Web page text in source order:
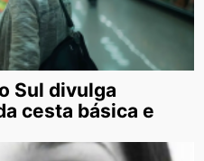
Sul divulga
cesta básica e